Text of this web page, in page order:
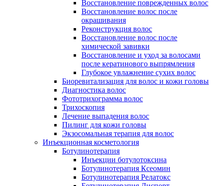
Восстановление поврежденных волос
Восстановление волос после
окрашивания
Реконструкция волос
Восстановление волос после
химической завивки
Восстановление и уход за волосами
после кератинового выпрямления
Глубокое увлажнение сухих волос
Биоревитализация для волос и кожи головы
Диагностика волос
Фототрихограмма волос
Трихоскопия
Лечение выпадения волос
Пилинг для кожи головы
Экзосомальная терапия для волос
Инъекционная косметология
Ботулинотерапия
Инъекции ботулотоксина
Ботулинотерапия Ксеомин
Ботулинотерапия Релатокс